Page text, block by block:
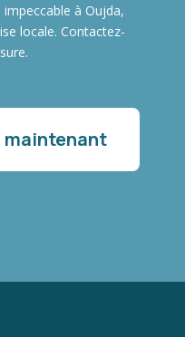
à Oujda,
locale. Contactez-